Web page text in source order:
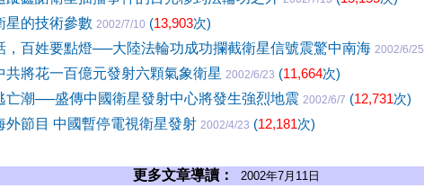
星的技術參數 2002/7/10 (13,903次)
，百姓要點燈──大陸法輪功成功攔截衛星信號震驚中南海 2002/6/25
共將花一百億元發射六顆氣象衛星 2002/6/23 (11,664次)
亡潮──盛傳中國衛星發射中心將發生強烈地震 2002/6/7 (12,731次)
外節目 中國暫停電視衛星發射 2002/4/23 (12,181次)
更多文章導讀： 2002年7月11日